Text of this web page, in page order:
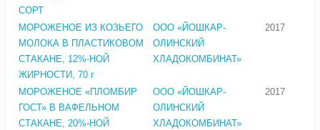
СОРТ
МОРОЖЕНОЕ ИЗ КОЗЬЕГО
МОЛОКА В ПЛАСТИКОВОМ
СТАКАНЕ, 12%-НОЙ
ЖИРНОСТИ, 70 г
ООО «ЙОШКАР-
ОЛИНСКИЙ
ХЛАДОКОМБИНАТ»
2017
МОРОЖЕНОЕ «ПЛОМБИР
ГОСТ» В ВАФЕЛЬНОМ
СТАКАНЕ, 20%-НОЙ
ООО «ЙОШКАР-
ОЛИНСКИЙ
ХЛАДОКОМБИНАТ»
2017